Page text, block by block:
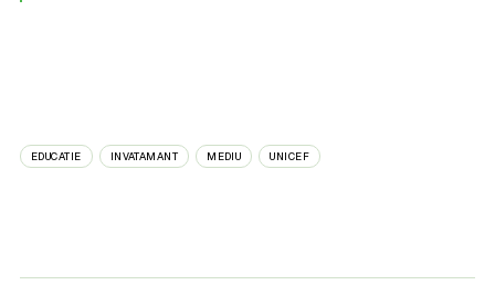
EDUCATIE INVATAMANT MEDIU UNICEF